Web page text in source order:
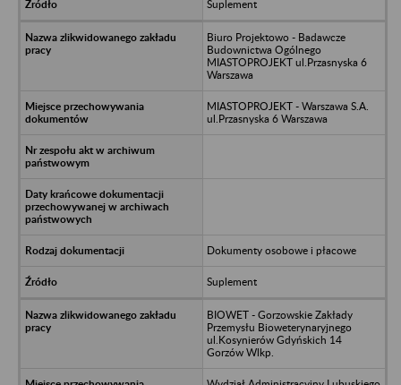
Suplement
Biuro Projektowo - Badawcze
Budownictwa Ogólnego
MIASTOPROJEKT ul.Przasnyska 6
Warszawa
MIASTOPROJEKT - Warszawa S.A.
ul.Przasnyska 6 Warszawa
Dokumenty osobowe i płacowe
Suplement
BIOWET - Gorzowskie Zakłady
Przemysłu Bioweterynaryjnego
ul.Kosynierów Gdyńskich 14
Gorzów Wlkp.